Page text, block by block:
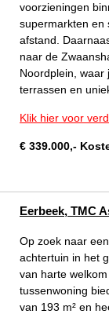
voorzieningen
supermarkten en
afstand.
naar de
Noordplein, waar
terrassen en
Klik hier voor
€ 339.000,-
Eerbeek, TMC
Op zoek naar
achtertuin in het
van harte
tussenwoning
van 193 m² en